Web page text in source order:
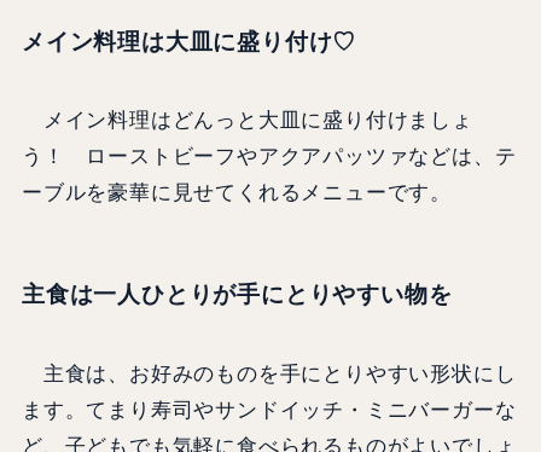
メイン料理は大皿に盛り付け♡
メイン料理はどんっと大皿に盛り付けましょ
う！ ローストビーフやアクアパッツァなどは、テ
ーブルを豪華に見せてくれるメニューです。
主食は一人ひとりが手にとりやすい物を
主食は、お好みのものを手にとりやすい形状にし
ます。てまり寿司やサンドイッチ・ミニバーガーな
ど、子どもでも気軽に食べられるものがよいでしょ